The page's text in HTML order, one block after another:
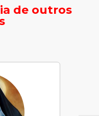
de outros